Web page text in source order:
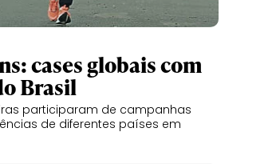
cases globais com
Brasil
participaram de campanhas
de diferentes países em